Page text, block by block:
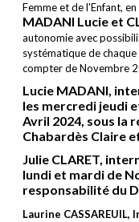
Femme et de l'Enfant,
MADANI Lucie et
autonomie avec
systématique de
compter de Novembre
Lucie MADANI,
les mercredi jeudi
Avril 2024, sous la
Chabardès Claire
Julie CLARET,
lundi et mardi de
responsabilité du
Laurine